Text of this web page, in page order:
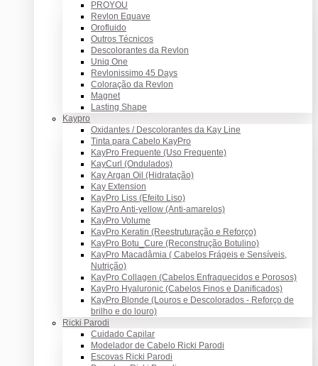
PROYOU
Revlon Equave
Orofluido
Outros Técnicos
Descolorantes da Revlon
Uniq One
Revlonissimo 45 Days
Coloração da Revlon
Magnet
Lasting Shape
Kaypro
Oxidantes / Descolorantes da Kay Line
Tinta para Cabelo KayPro
KayPro Frequente (Uso Frequente)
KayCurl (Ondulados)
Kay Argan Oil (Hidratação)
Kay Extension
KayPro Liss (Efeito Liso)
KayPro Anti-yellow (Anti-amarelos)
KayPro Volume
KayPro Keratin (Reestruturação e Reforço)
KayPro Botu_Cure (Reconstrução Botulino)
KayPro Macadâmia ( Cabelos Frágeis e Sensíveis,
Nutrição)
KayPro Collagen (Cabelos Enfraquecidos e Porosos)
KayPro Hyaluronic (Cabelos Finos e Danificados)
KayPro Blonde (Louros e Descolorados - Reforço de
brilho e do louro)
Ricki Parodi
Cuidado Capilar
Modelador de Cabelo Ricki Parodi
Escovas Ricki Parodi